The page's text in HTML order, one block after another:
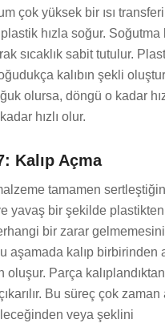
çok yüksek bir ısı
hızla soğur. Soğutma
sıcaklık sabit tutulur.
kalıbın şekli
olursa, döngü o kadar
hızlı olur.
Kalıp Açma
tamamen
yavaş bir şekilde plastikten
bir zarar
aşamada kalıp birbirinden
oluşur. Parça
Bu süreç çok zaman
veya şeklini